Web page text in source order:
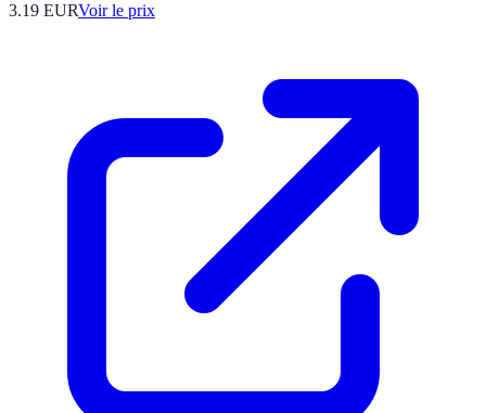
3.19 EURVoir le prix